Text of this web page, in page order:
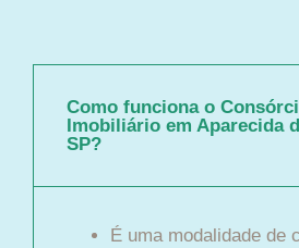
Como funciona o
Imobiliário em Aparecida
SP?
É uma modalidade de